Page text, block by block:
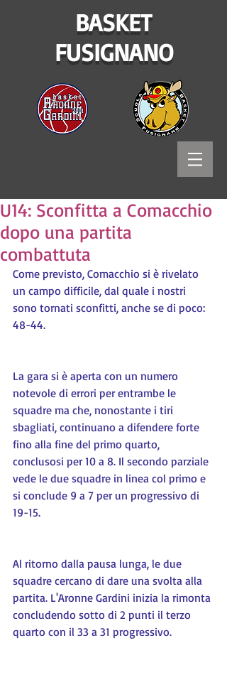
BASKET
FUSIGNANO
U14: Sconfitta a Comacchio
dopo una partita
combattuta
Come previsto, Comacchio si è rivelato
un campo difficile, dal quale i nostri
sono tornati sconfitti, anche se di poco:
48-44.
La gara si è aperta con un numero
notevole di errori per entrambe le
squadre ma che, nonostante i tiri
sbagliati, continuano a difendere forte
fino alla fine del primo quarto,
conclusosi per 10 a 8. Il secondo parziale
vede le due squadre in linea col primo e
si conclude 9 a 7 per un progressivo di
19-15.
Al ritorno dalla pausa lunga, le due
squadre cercano di dare una svolta alla
partita. L'Aronne Gardini inizia la rimonta
concludendo sotto di 2 punti il terzo
quarto con il 33 a 31 progressivo.